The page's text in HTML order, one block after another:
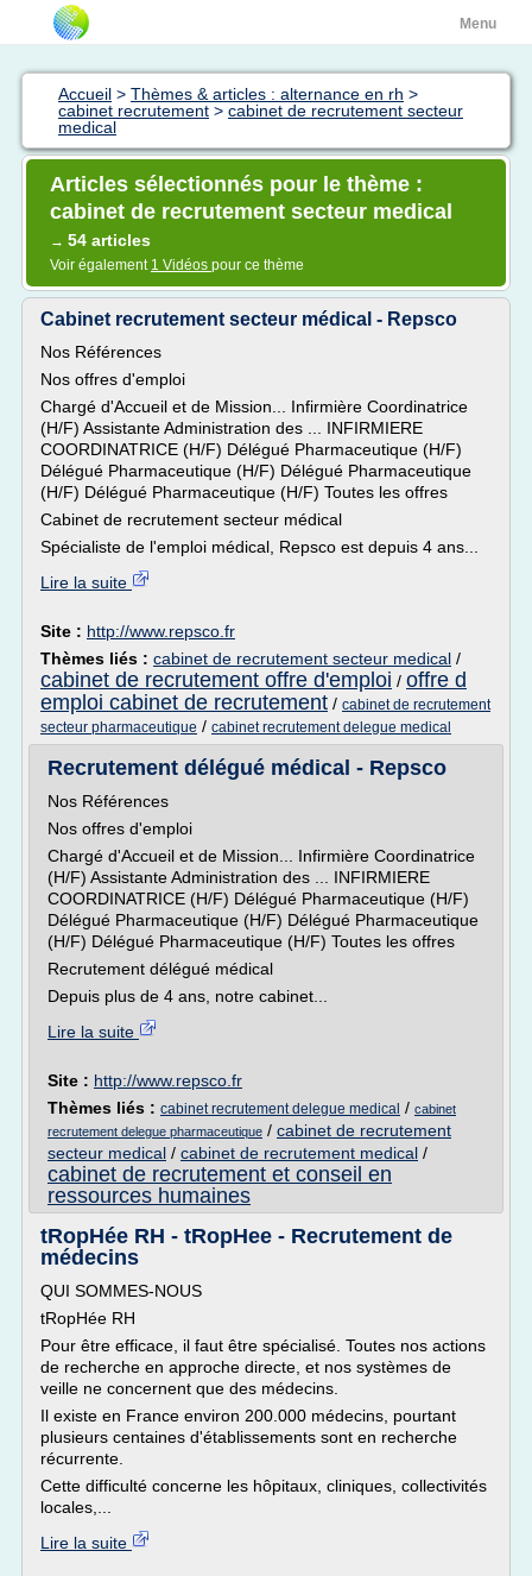
Menu
Accueil > Thèmes & articles : alternance en rh >
cabinet recrutement > cabinet de recrutement secteur
medical
Articles sélectionnés pour le thème :
cabinet de recrutement secteur medical
→ 54 articles
Voir également 1 Vidéos pour ce thème
Cabinet recrutement secteur médical - Repsco
Nos Références
Nos offres d'emploi
Chargé d'Accueil et de Mission... Infirmière Coordinatrice
(H/F) Assistante Administration des ... INFIRMIERE
COORDINATRICE (H/F) Délégué Pharmaceutique (H/F)
Délégué Pharmaceutique (H/F) Délégué Pharmaceutique
(H/F) Délégué Pharmaceutique (H/F) Toutes les offres
Cabinet de recrutement secteur médical
Spécialiste de l'emploi médical, Repsco est depuis 4 ans...
Lire la suite
Site : http://www.repsco.fr
Thèmes liés : cabinet de recrutement secteur medical /
cabinet de recrutement offre d'emploi / offre d
emploi cabinet de recrutement / cabinet de recrutement
secteur pharmaceutique / cabinet recrutement delegue medical
Recrutement délégué médical - Repsco
Nos Références
Nos offres d'emploi
Chargé d'Accueil et de Mission... Infirmière Coordinatrice
(H/F) Assistante Administration des ... INFIRMIERE
COORDINATRICE (H/F) Délégué Pharmaceutique (H/F)
Délégué Pharmaceutique (H/F) Délégué Pharmaceutique
(H/F) Délégué Pharmaceutique (H/F) Toutes les offres
Recrutement délégué médical
Depuis plus de 4 ans, notre cabinet...
Lire la suite
Site : http://www.repsco.fr
Thèmes liés : cabinet recrutement delegue medical / cabinet
recrutement delegue pharmaceutique / cabinet de recrutement
secteur medical / cabinet de recrutement medical /
cabinet de recrutement et conseil en
ressources humaines
tRopHée RH - tRopHee - Recrutement de
médecins
QUI SOMMES-NOUS
tRopHée RH
Pour être efficace, il faut être spécialisé. Toutes nos actions
de recherche en approche directe, et nos systèmes de
veille ne concernent que des médecins.
Il existe en France environ 200.000 médecins, pourtant
plusieurs centaines d'établissements sont en recherche
récurrente.
Cette difficulté concerne les hôpitaux, cliniques, collectivités
locales,...
Lire la suite